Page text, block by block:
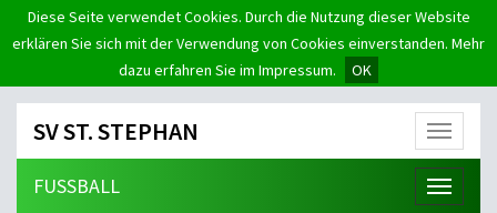
Diese Seite verwendet Cookies. Durch die Nutzung dieser Website
erklären Sie sich mit der Verwendung von Cookies einverstanden. Mehr
dazu erfahren Sie im Impressum.
OK
Menü
SV ST. STEPHAN
Menü
FUSSBALL